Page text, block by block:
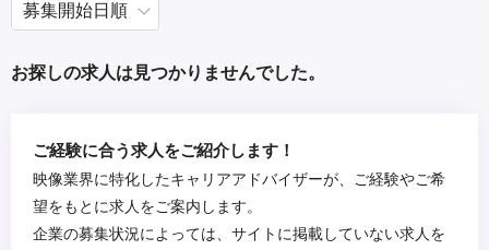
お探しの求人は見つかりませんでした。
ご経験に合う求人をご紹介します！
映像業界に特化したキャリアアドバイザーが、ご経験やご希
望をもとに求人をご案内します。
企業の募集状況によっては、サイトに掲載していない求人を